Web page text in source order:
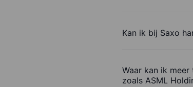
Kan ik bij Saxo
Waar kan ik
zoals ASML